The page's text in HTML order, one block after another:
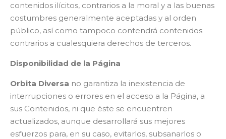
contenidos ilícitos, contrarios a la moral y a las buenas
costumbres generalmente aceptadas y al orden
público, así como tampoco contendrá contenidos
contrarios a cualesquiera derechos de terceros.
Disponibilidad de la Página
Orbita Diversa no garantiza la inexistencia de
interrupciones o errores en el acceso a la Página, a
sus Contenidos, ni que éste se encuentren
actualizados, aunque desarrollará sus mejores
esfuerzos para, en su caso, evitarlos, subsanarlos o